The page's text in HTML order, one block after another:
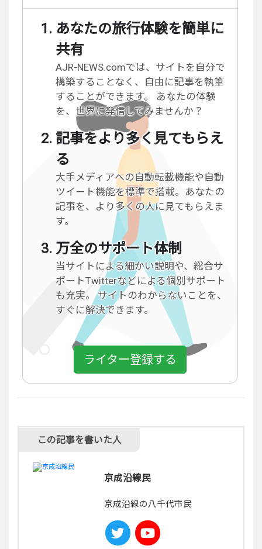
あなたの旅行体験を簡単に
共有
AJR-NEWS.comでは、サイトを自分で
構築することなく、自由に記事を執筆
することができます。 あなたの体験
を、世界に発信してみませんか？
記事をより多く見てもらえ
る
大手メディアへの自動転載機能や自動
ツイート機能を標準で搭載。あなたの
記事を、より多くの人に見てもらえま
す。
万全のサポート体制
当サイトによる細かい説明や、総合サ
ポートTwitterなどによる個別サポート
も充実。 サイトのわからないことを、
すぐに解決できます。
ライター登録する
この記事を書いた人
京成沿線民
京成沿線の八千代市民